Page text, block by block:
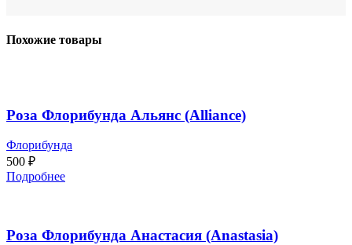
Похожие товары
Роза Флорибунда Альянс (Alliance)
Флорибунда
500 ₽
Подробнее
Роза Флорибунда Анастасия (Anastasia)